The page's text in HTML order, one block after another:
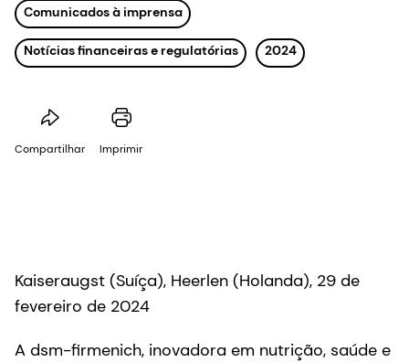
Comunicados à imprensa
Notícias financeiras e regulatórias 2024
Compartilhar Imprimir
Kaiseraugst (Suíça), Heerlen (Holanda), 29 de
fevereiro de 2024
A dsm-firmenich, inovadora em nutrição, saúde e